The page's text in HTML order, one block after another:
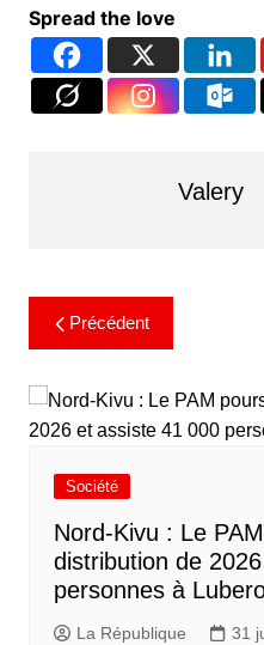
Spread the love
Valery
Précédent
Société
Nord-Kivu : Le
distribution de
personnes à
La République 31